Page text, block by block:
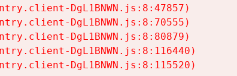
DgL1BNWN.js:8:47857)
DgL1BNWN.js:8:70555)
DgL1BNWN.js:8:80879)
DgL1BNWN.js:8:116440)
DgL1BNWN.js:8:115520)